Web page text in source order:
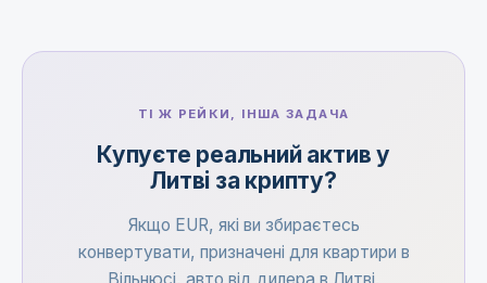
ТІ Ж РЕЙКИ, ІНША ЗАДАЧА
Купуєте реальний актив у
Литві за крипту?
Якщо EUR, які ви збираєтесь
конвертувати, призначені для квартири в